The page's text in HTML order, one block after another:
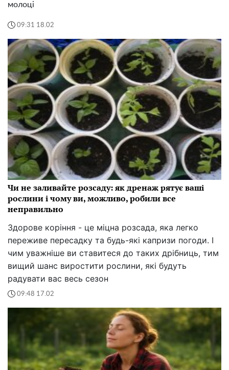
молоці
09:31 18.02
Чи не заливайте розсаду: як дренаж рятує ваші
рослини і чому ви, можливо, робили все
неправильно
Здорове коріння - це міцна розсада, яка легко
переживе пересадку та будь-які капризи погоди. І
чим уважніше ви ставитеся до таких дрібниць, тим
вищий шанс виростити рослини, які будуть
радувати вас весь сезон
09:48 17.02